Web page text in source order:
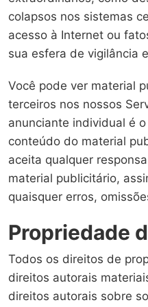
colapsos nos sistemas
acesso à Internet ou
sua esfera de vigilância
Você pode ver material
terceiros nos nossos
anunciante individual é
conteúdo do material
aceita qualquer
material publicitário,
quaisquer erros,
Propriedade
Todos os direitos de
direitos autorais
direitos autorais sobre